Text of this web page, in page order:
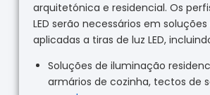
arquitetónica e residencial. Os
LED serão necessários em
aplicadas a tiras de luz LED,
Soluções de iluminação
armários de cozinha, tectos de